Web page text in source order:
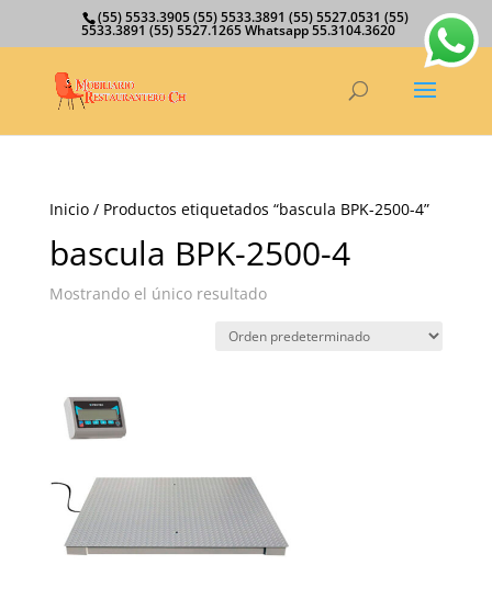
(55) 5533.3905 (55) 5533.3891 (55) 5527.0531 (55)
5533.3891 (55) 5527.1265 Whatsapp 55.3104.3620
Inicio/ Productos etiquetados “bascula BPK-2500-4”
bascula BPK-2500-4
Mostrando el único resultado